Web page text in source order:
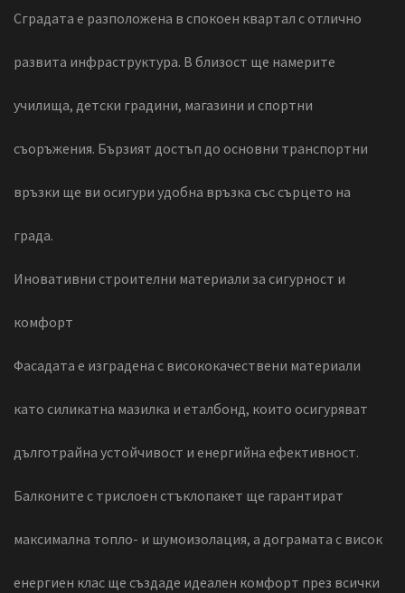
Сградата е разположена в спокоен квартал с отлично
развита инфраструктура. В близост ще намерите
училища, детски градини, магазини и спортни
съоръжения. Бързият достъп до основни транспортни
връзки ще ви осигури удобна връзка със сърцето на
града.
Иновативни строителни материали за сигурност и
комфорт
Фасадата е изградена с висококачествени материали
като силикатна мазилка и еталбонд, които осигуряват
дълготрайна устойчивост и енергийна ефективност.
Балконите с трислоен стъклопакет ще гарантират
максимална топло- и шумоизолация, а дограмата с висок
енергиен клас ще създаде идеален комфорт през всички